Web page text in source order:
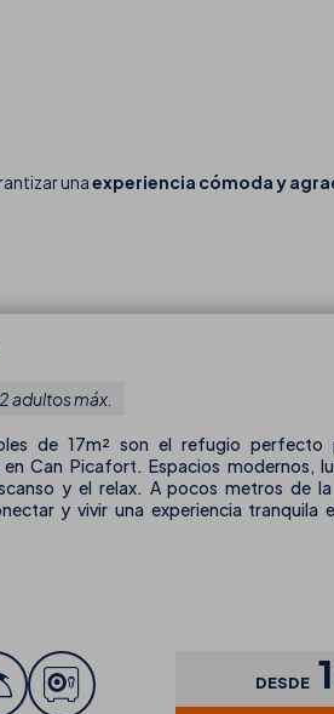
unaexperiencia cómoda y
2 adultos máx.
de 17m² son el refugio perfecto
Can Picafort. Espacios modernos,
y el relax. A pocos metros de
y vivir una experiencia tranquila
DESDE